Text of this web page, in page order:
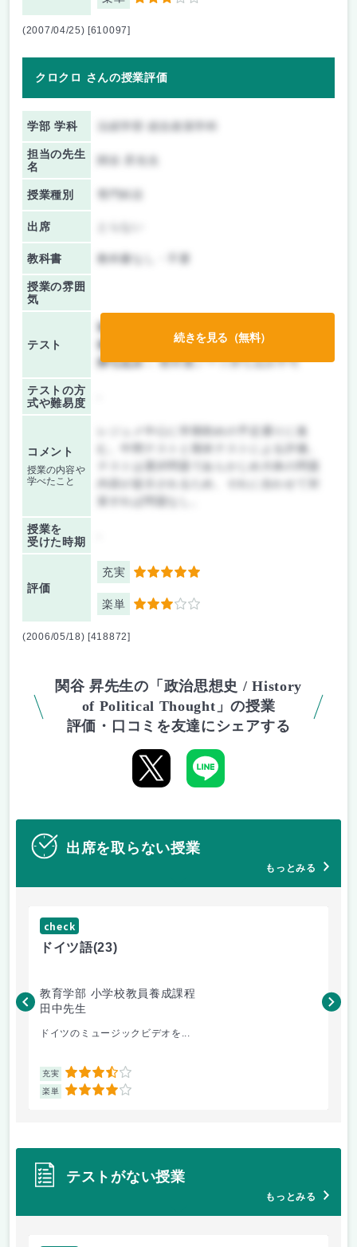
(2007/04/25) [610097]
クロクロ さんの授業評価
学部 学科 法経学部 総合政策学科
担当の先生
名
授業種別
出席
教科書 教科書なし・不要
授業の雰囲
気
テスト
前期/中間：
後期/期末：
テストのみ
持ち込み：教科書ノート持ち込み不可
テストの方
式や難易度
コメント
授業の内容や
学べたこと
む。中間テストと期末テストによる評価。
テストは選択問題であらかじめ大体の問題
授業を
受けた時期
評価
充実 5
楽単 3
続きを見る（無料）
(2006/05/18) [418872]
関谷 昇先生の「政治思想史 / History
of Political Thought」の授業
評価・口コミを友達にシェアする
出席を取らない授業
もっとみる
check
ドイツ語(23)
教育学部 小学校教員養成課程
田中先生
ドイツのミュージックビデオを...
充実 3.5
楽単 4
内
テストがない授業
もっとみる